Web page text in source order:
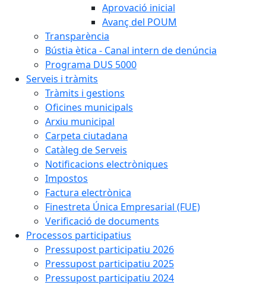
Aprovació inicial
Avanç del POUM
Transparència
Bústia ètica - Canal intern de denúncia
Programa DUS 5000
Serveis i tràmits
Tràmits i gestions
Oficines municipals
Arxiu municipal
Carpeta ciutadana
Catàleg de Serveis
Notificacions electròniques
Impostos
Factura electrònica
Finestreta Única Empresarial (FUE)
Verificació de documents
Processos participatius
Pressupost participatiu 2026
Pressupost participatiu 2025
Pressupost participatiu 2024